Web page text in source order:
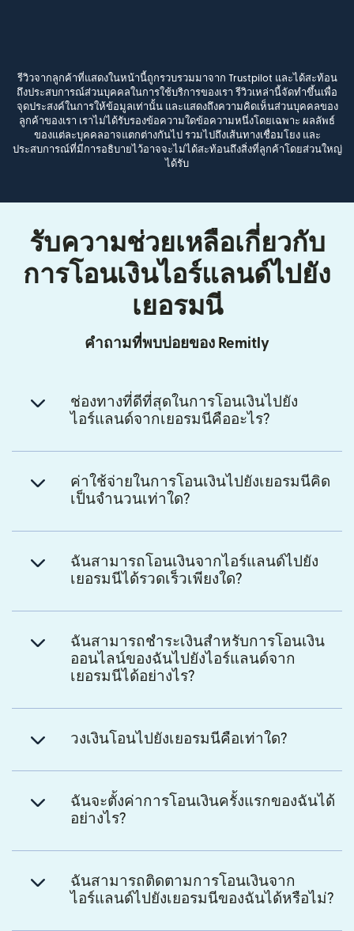
รีวิวจากลูกค้าที่แสดงในหน้านี้ถูกรวบรวมมาจาก Trustpilot และได้สะท้อน
ถึงประสบการณ์ส่วนบุคคลในการใช้บริการของเรา รีวิวเหล่านี้จัดทำขึ้นเพื่อ
จุดประสงค์ในการให้ข้อมูลเท่านั้น และแสดงถึงความคิดเห็นส่วนบุคคลของ
ลูกค้าของเรา เราไม่ได้รับรองข้อความใดข้อความหนึ่งโดยเฉพาะ ผลลัพธ์
ของแต่ละบุคคลอาจแตกต่างกันไป รวมไปถึงเส้นทางเชื่อมโยง และ
ประสบการณ์ที่มีการอธิบายไว้อาจจะไม่ได้สะท้อนถึงสิ่งที่ลูกค้าโดยส่วนใหญ่
ได้รับ
รับความช่วยเหลือเกี่ยวกับ
การโอนเงินไอร์แลนด์ไปยัง
เยอรมนี
คำถามที่พบบ่อยของ Remitly
ช่องทางที่ดีที่สุดในการโอนเงินไปยัง
ไอร์แลนด์จากเยอรมนีคืออะไร?
ค่าใช้จ่ายในการโอนเงินไปยังเยอรมนีคิด
เป็นจำนวนเท่าใด?
ฉันสามารถโอนเงินจากไอร์แลนด์ไปยัง
เยอรมนีได้รวดเร็วเพียงใด?
ฉันสามารถชำระเงินสำหรับการโอนเงิน
ออนไลน์ของฉันไปยังไอร์แลนด์จาก
เยอรมนีได้อย่างไร?
วงเงินโอนไปยังเยอรมนีคือเท่าใด?
ฉันจะตั้งค่าการโอนเงินครั้งแรกของฉันได้
อย่างไร?
ฉันสามารถติดตามการโอนเงินจาก
ไอร์แลนด์ไปยังเยอรมนีของฉันได้หรือไม่?